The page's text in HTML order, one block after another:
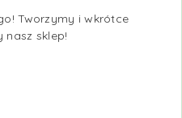
Tworzymy i wkrótce
nasz sklep!